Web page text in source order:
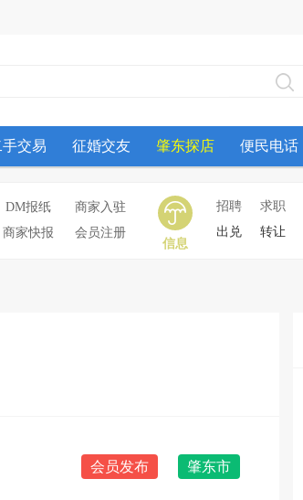
手交易 征婚交友 肇东探店 便民电话
DM报纸
商家入驻
商家快报 会员注册
招聘 求职
出兑
转让
信息
会员发布 肇东市